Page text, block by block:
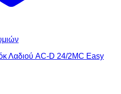
Λαδιού AC-D 24/2MC Easy